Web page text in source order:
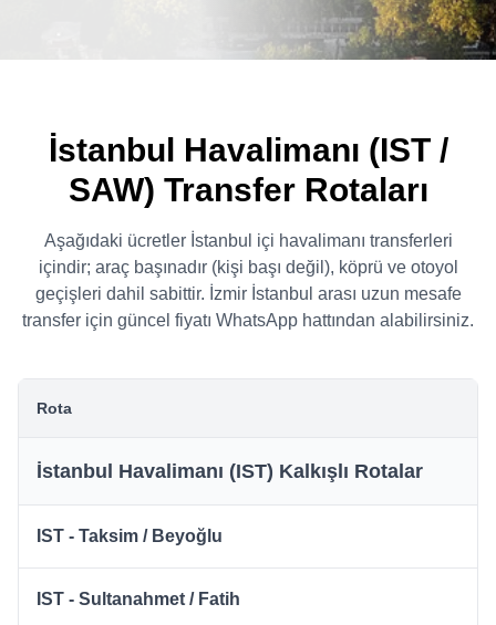
İstanbul Havalimanı (IST /
SAW) Transfer Rotaları
Aşağıdaki ücretler İstanbul içi havalimanı transferleri
içindir; araç başınadır (kişi başı değil), köprü ve otoyol
geçişleri dahil sabittir. İzmir İstanbul arası uzun mesafe
transfer için güncel fiyatı WhatsApp hattından alabilirsiniz.
Rota
İstanbul Havalimanı (IST) Kalkışlı Rotalar
IST - Taksim / Beyoğlu
IST - Sultanahmet / Fatih